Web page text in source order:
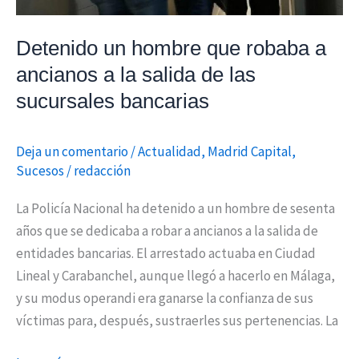
Detenido un hombre que robaba a
ancianos a la salida de las
sucursales bancarias
Deja un comentario/Actualidad, Madrid Capital,
Sucesos /redacción
La Policía Nacional ha detenido a un hombre de sesenta
años que se dedicaba a robar a ancianos a la salida de
entidades bancarias. El arrestado actuaba en Ciudad
Lineal y Carabanchel, aunque llegó a hacerlo en Málaga,
y su modus operandi era ganarse la confianza de sus
víctimas para, después, sustraerles sus pertenencias. La
la
salida
de
las
sucursales